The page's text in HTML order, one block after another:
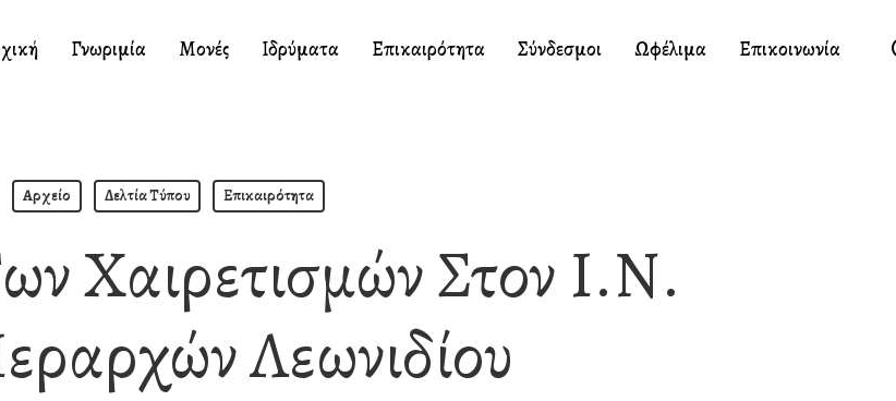
Γνωριμία Μονές Ιδρύματα Επικαιρότητα Σύνδεσμοι Ωφέλιμα Επικοινωνία
Αρχείο Δελτία Τύπου Επικαιρότητα
Χαιρετισμών Στον Ι.Ν.
Λεωνιδίου